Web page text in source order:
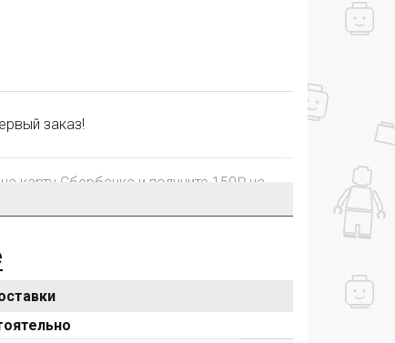
заказ!
карту Сбербанка и получите 150₽ на
Вы получите постоянную скидку на